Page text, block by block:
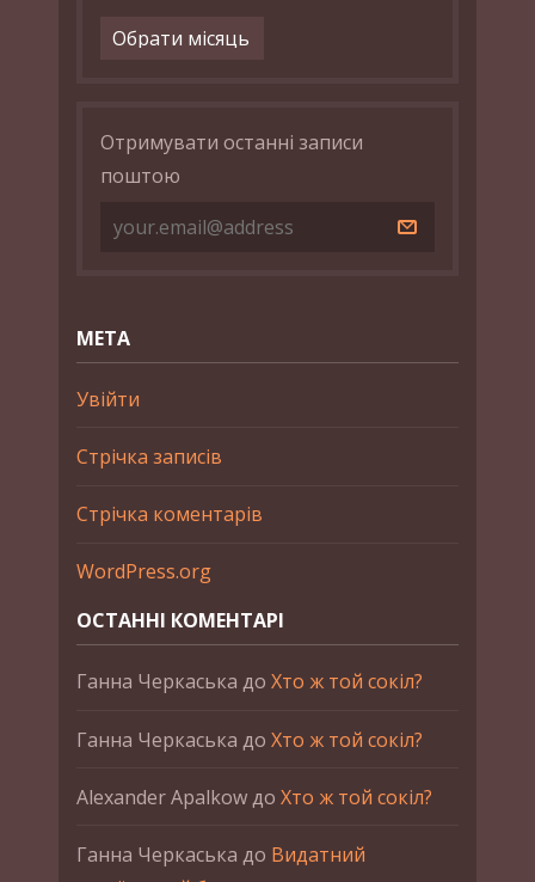
Архіви
Отримувати останні записи
поштою
МЕТА
Увійти
Стрічка записів
Стрічка коментарів
WordPress.org
ОСТАННІ КОМЕНТАРІ
Ганна Черкаська до Хто ж той сокіл?
Ганна Черкаська до Хто ж той сокіл?
Alexander Apalkowдо Хто ж той сокіл?
Ганна Черкаська до Видатний